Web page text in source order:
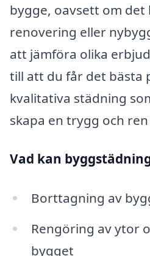
bygge, oavsett om det
renovering eller
att jämföra olika
till att du får det bästa
kvalitativa städning
skapa en trygg och
Vad kan
Borttagning av
Rengöring av ytor
bygget